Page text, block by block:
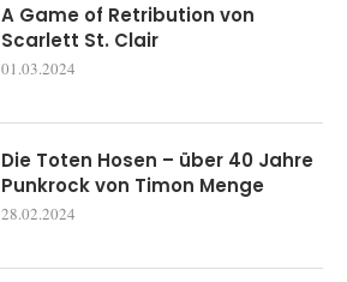
A Game of Retribution von
Scarlett St. Clair
01.03.2024
Die Toten Hosen – über 40 Jahre
Punkrock von Timon Menge
28.02.2024